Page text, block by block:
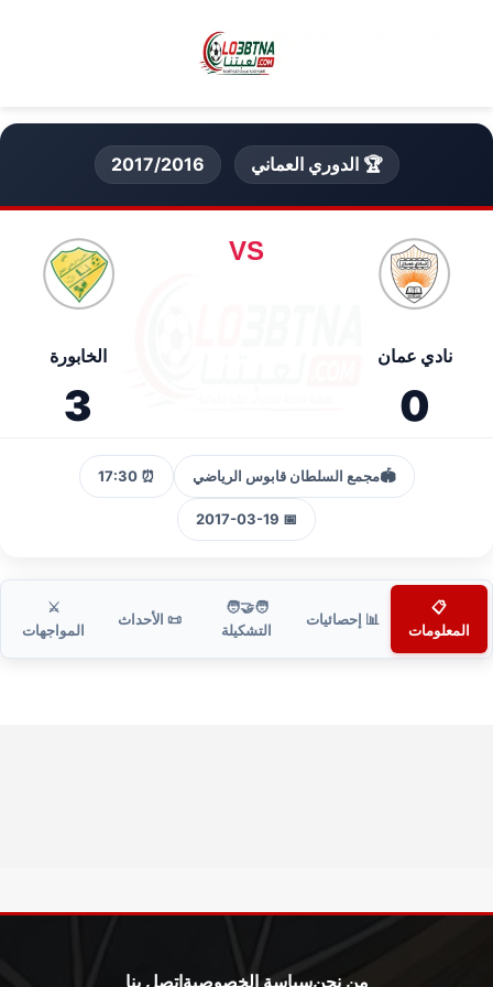
🏆 الدوري العماني 2017/2016
نادي عمان
0
VS
الخابورة
3
🏟️مجمع السلطان قابوس الرياضي ⏰ 17:30
📅 2017-03-19
📋
المعلومات
📊 إحصائيات
🧑‍🤝‍🧑
التشكيلة
📜 الأحداث
⚔️
المواجهات
من نحنسياسة الخصوصية اتصل بنا